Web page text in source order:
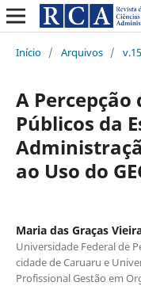
Início / Arquivos /
A Percepção
Públicos da
ao Uso do
Maria das Graças
Universidade Federal de
cidade de Caruaru e
Profissional Gestão em